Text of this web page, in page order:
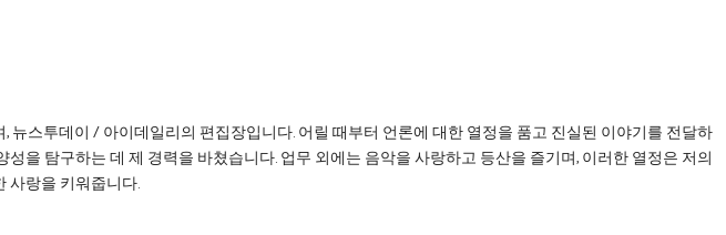
뉴스투데이 / 아이데일리의 편집장입니다. 어릴 때부터 언론에 대한 열정을 품고 진실된 이야기를 전달하
성을 탐구하는 데 제 경력을 바쳤습니다. 업무 외에는 음악을 사랑하고 등산을 즐기며, 이러한 열정은 저의
사랑을 키워줍니다.